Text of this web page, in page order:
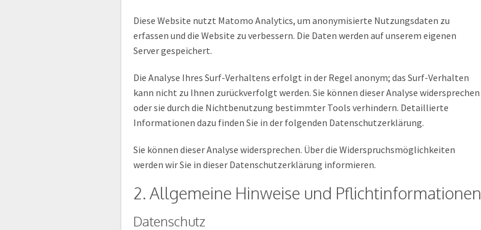
Diese Website nutzt Matomo Analytics, um anonymisierte Nutzungsdaten zu
erfassen und die Website zu verbessern. Die Daten werden auf unserem eigenen
Server gespeichert.
Die Analyse Ihres Surf-Verhaltens erfolgt in der Regel anonym; das Surf-Verhalten
kann nicht zu Ihnen zurückverfolgt werden. Sie können dieser Analyse widersprechen
oder sie durch die Nichtbenutzung bestimmter Tools verhindern. Detaillierte
Informationen dazu finden Sie in der folgenden Datenschutzerklärung.
Sie können dieser Analyse widersprechen. Über die Widerspruchsmöglichkeiten
werden wir Sie in dieser Datenschutzerklärung informieren.
2. Allgemeine Hinweise und Pflichtinformationen
Datenschutz